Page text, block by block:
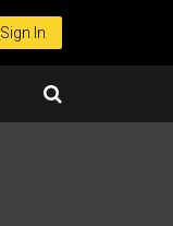
Sign In